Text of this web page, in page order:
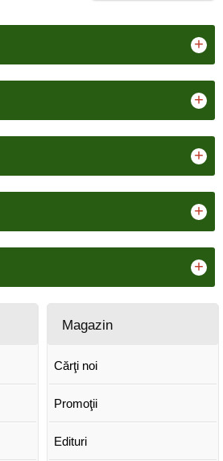
+
+
+
+
+
Magazin
Cărţi noi
Promoţii
Edituri